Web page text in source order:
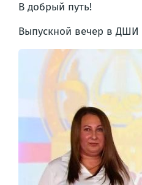
В добрый путь!
Выпускной вечер в ДШИ